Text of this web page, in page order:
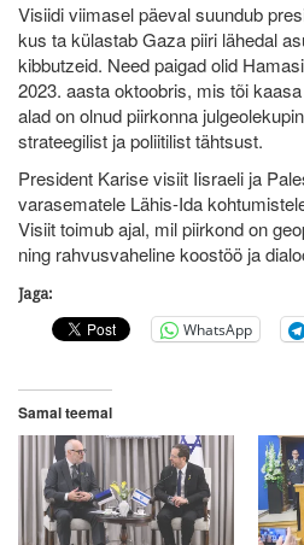
Visiidi viimasel päeval suundub
kus ta külastab Gaza piiri lähedal
kibbutzeid. Need paigad olid
2023. aasta oktoobris, mis tõi
alad on olnud piirkonna
strateegilist ja poliitilist tähtsust.
President Karise visiit Iisraeli ja
varasematele Lähis-Ida
Visiit toimub ajal, mil piirkond on
ning rahvusvaheline koostöö ja
Jaga:
WhatsApp
Samal teemal